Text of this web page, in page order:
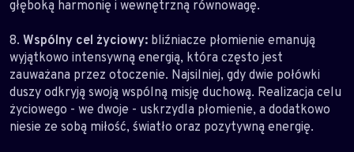
głęboką harmonię i wewnętrzną równowagę.
8. Wspólny cel życiowy: bliźniacze płomienie emanują
wyjątkowo intensywną energią, która często jest
zauważana przez otoczenie. Najsilniej, gdy dwie połówki
duszy odkryją swoją wspólną misję duchową. Realizacja celu
życiowego - we dwoje - uskrzydla płomienie, a dodatkowo
niesie ze sobą miłość, światło oraz pozytywną energię.